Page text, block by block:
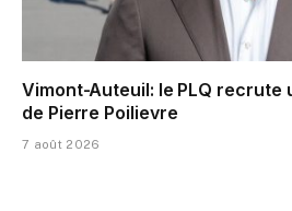
Vimont-Auteuil: le PLQ recrute
de Pierre Poilievre
7 août 2026